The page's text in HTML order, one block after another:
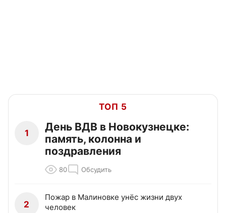
ТОП 5
1
День ВДВ в Новокузнецке:
память, колонна и
поздравления
80 Обсудить
2
Пожар в Малиновке унёс жизни двух
человек